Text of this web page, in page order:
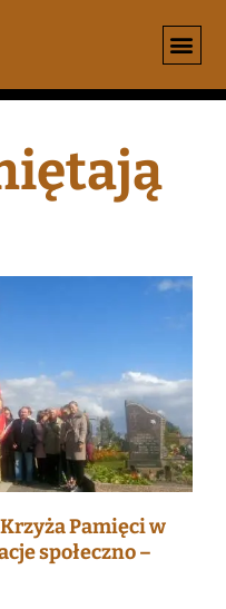
Pamięci w
społeczno –